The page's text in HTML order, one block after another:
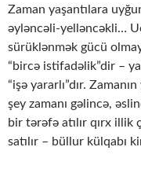
Zaman yaşantılara
əyləncəli-yelləncəkli…
sürüklənmək gücü
“bircə istifadəlik”dir –
“işə yararlı”dır.
şey zamanı gəlincə,
bir tərəfə atılır qırx illik
satılır – büllur külqabı